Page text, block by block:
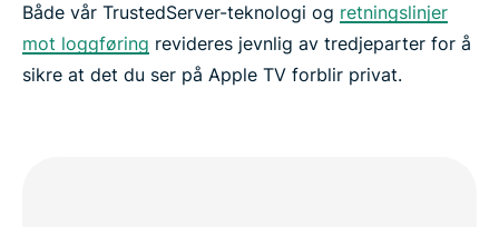
Både vår TrustedServer-teknologi og retningslinjer
mot loggføring revideres jevnlig av tredjeparter for å
sikre at det du ser på Apple TV forblir privat.